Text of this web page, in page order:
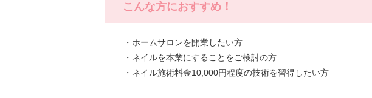
こんな方におすすめ！
・ホームサロンを開業したい方
・ネイルを本業にすることをご検討の方
・ネイル施術料金10,000円程度の技術を習得したい方